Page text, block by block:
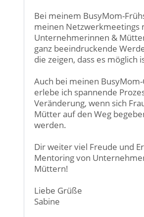
Bei meinem BusyMom-
meinen Netzwerkmeetings
Unternehmerinnen &
ganz beeindruckende
die zeigen, dass es möglich
Auch bei meinen BusyMom-
erlebe ich spannende
Veränderung, wenn sich
Mütter auf den Weg
werden.
Dir weiter viel Freude und
Mentoring von
Müttern!
Liebe Grüße
Sabine